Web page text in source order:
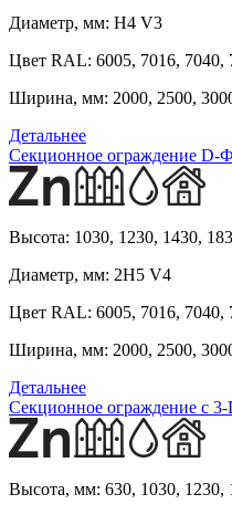
Диаметр, мм: H4 V3
Цвет RAL: 6005, 7016, 7040,
Ширина, мм: 2000, 2500,
Детальнее
Секционное ограждение D-
Высота: 1030, 1230, 1430,
Диаметр, мм: 2H5 V4
Цвет RAL: 6005, 7016, 7040,
Ширина, мм: 2000, 2500,
Детальнее
Секционное ограждение с
Высота, мм: 630, 1030, 1230,